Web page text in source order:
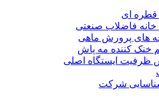
قطره ای
خانه فاضلاب صنعتی
های پرورش ماهی
خنک کننده مه پاش
ظرفیت ایستگاه اصلی
شرکت